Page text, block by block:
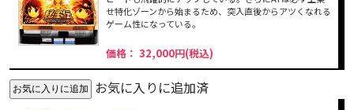
せ特化ゾーンから始まるため、突入直後からアツくなれる
ゲーム性になっている。
価格： 32,000円(税込)
お気に入りに追加済